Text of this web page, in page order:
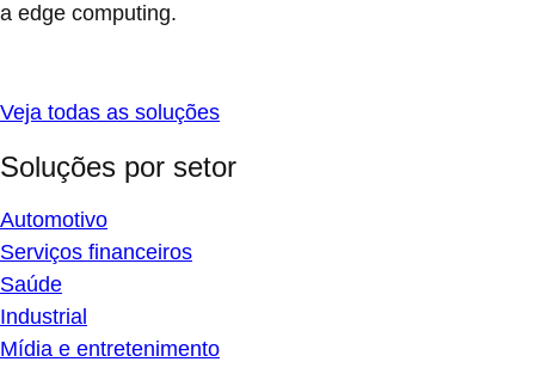
a edge computing.
Veja todas as soluções
Soluções por setor
Automotivo
Serviços financeiros
Saúde
Industrial
Mídia e entretenimento